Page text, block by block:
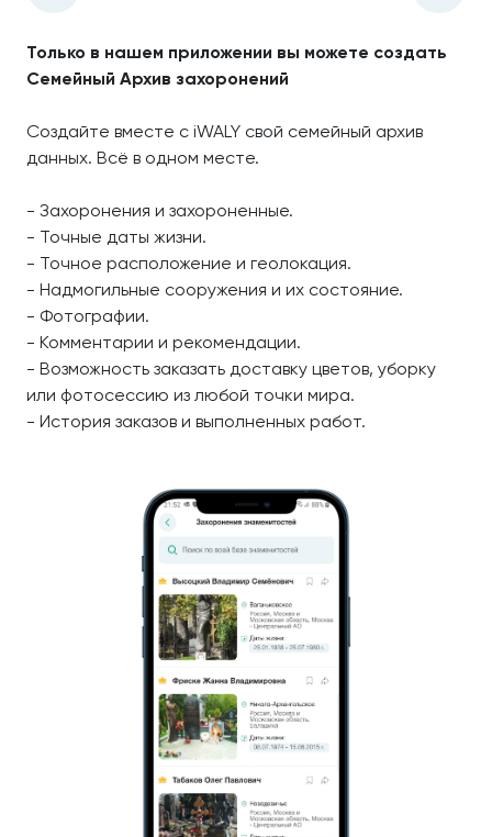
Только в нашем приложении вы можете создать
Семейный Архив захоронений
Создайте вместе с iWALY свой семейный архив
данных. Всё в одном месте.
- Захоронения и захороненные.
- Точные даты жизни.
- Точное расположение и геолокация.
- Надмогильные сооружения и их состояние.
- Фотографии.
- Комментарии и рекомендации.
- Возможность заказать доставку цветов, уборку
или фотосессию из любой точки мира.
- История заказов и выполненных работ.